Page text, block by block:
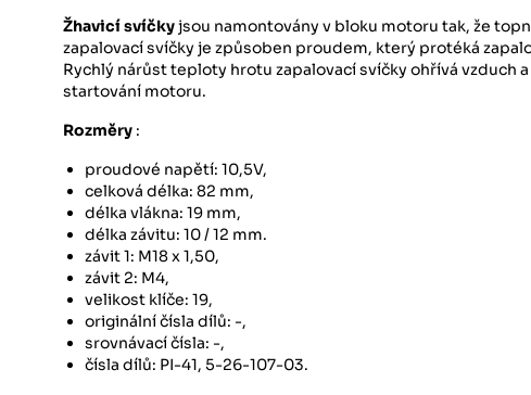
Žhavicí svíčkyjsou namontovány v bloku motoru tak, že
zapalovací svíčky je způsoben proudem, který protéká
Rychlý nárůst teploty hrotu zapalovací svíčky ohřívá vzduch
startování motoru.
Rozměry :
proudové napětí: 10,5V,
celková délka: 82 mm,
délka vlákna: 19 mm,
délka závitu: 10 / 12 mm.
závit 1: M18 x 1,50,
závit 2: M4,
velikost klíče: 19,
originální čísla dílů: -,
srovnávací čísla: -,
čísla dílů: PI-41, 5-26-107-03.